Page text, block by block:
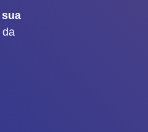
da